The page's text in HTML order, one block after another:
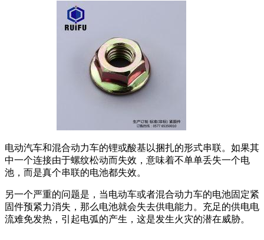
电动汽车和混合动力车的锂或酸基以捆扎的形式串联。如果其
中一个连接由于螺纹松动而失效，意味着不单单丢失一个电
池，而是真个串联的电池都失效。
另一个严重的问题是，当电动车或者混合动力车的电池固定紧
固件预紧力消失，那么电池就会失去供电能力。充足的供电电
流难免发热，引起电弧的产生，这是发生火灾的潜在威胁。